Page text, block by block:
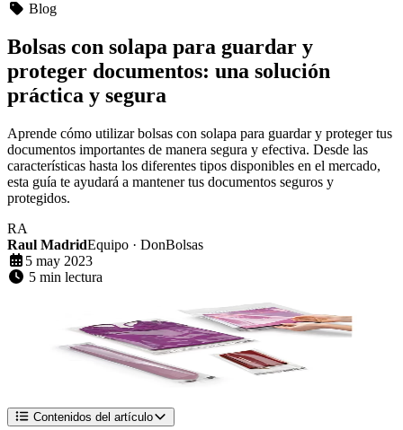
Blog
Bolsas con solapa para guardar y
proteger documentos: una solución
práctica y segura
Aprende cómo utilizar bolsas con solapa para guardar y proteger tus
documentos importantes de manera segura y efectiva. Desde las
características hasta los diferentes tipos disponibles en el mercado,
esta guía te ayudará a mantener tus documentos seguros y
protegidos.
RA
Raul MadridEquipo · DonBolsas
5 may 2023
5 min lectura
Contenidos del artículo